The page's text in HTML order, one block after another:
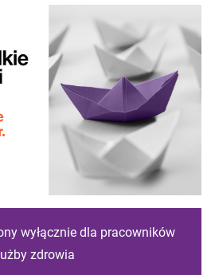
wyłącznie dla pracowników
zdrowia